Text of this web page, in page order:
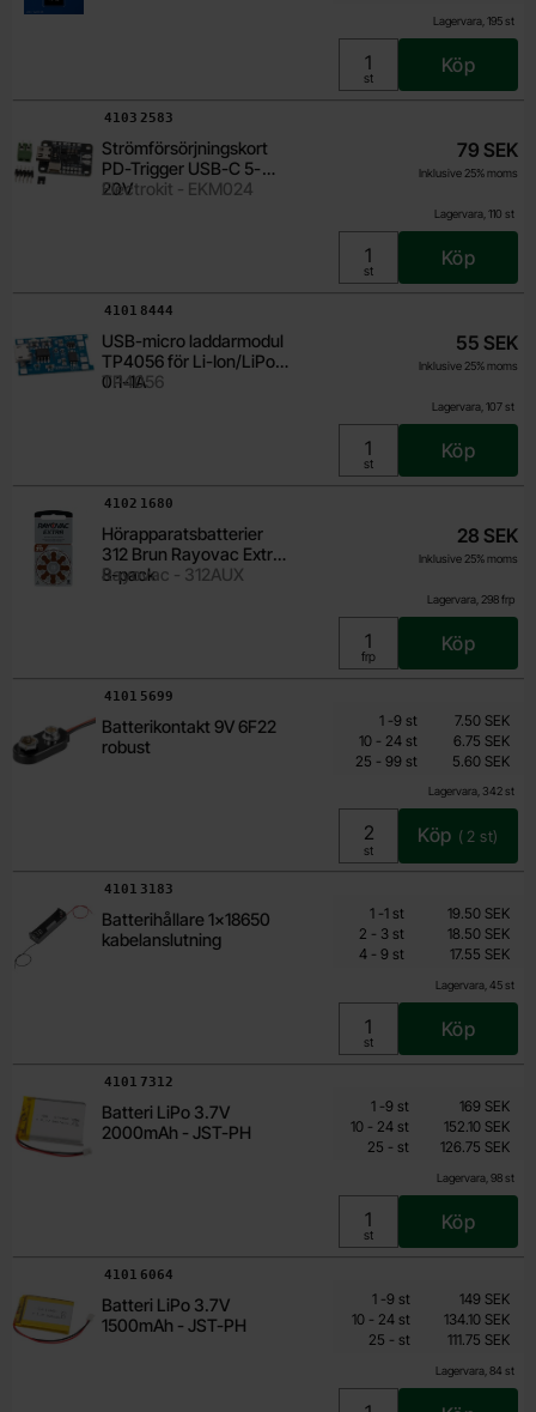
Lagervara, 195 st
Enhet:
st
Köp
Strömförsörjningskort
PD-Trigger USB-C 5-
20V
Electrokit - EKM024
Art. nr
4103 2583
Lagervara, 110 st
79 SEK
Inklusive 25% moms
Enhet:
st
Köp
USB-micro laddarmodul
TP4056 för Li-Ion/LiPo
0.1-1A
TP4056
Art. nr
4101 8444
Lagervara, 107 st
55 SEK
Inklusive 25% moms
Enhet:
st
Köp
Hörapparatsbatterier
312 Brun Rayovac Extra
8-pack
Rayovac - 312AUX
Art. nr
4102 1680
Lagervara, 298 frp
28 SEK
Inklusive 25% moms
Enhet:
frp
Köp
Batterikontakt 9V 6F22
robust
Art. nr
4101 5699
Lagervara, 342 st
Från
4.85 SEK
Inklusive 25% moms
Enhet:
st
Köp ( 2 st)
Mängdrabatt
Pris /st
1 -till
9 st
7.50 SEK
10 - till
24 st
6.75 SEK
25 - till
99 st 5.60 SEK
Batterihållare 1x18650
kabelanslutning
Art. nr
4101 3183
Lagervara, 45 st
Från
15.60 SEK
Inklusive 25% moms
Enhet:
st
Köp
Mängdrabatt
Pris /st
1 -till
1 st
19.50 SEK
2 - till
3 st
18.50 SEK
4 - till
9 st 17.55 SEK
Batteri LiPo 3.7V
2000mAh - JST-PH
Art. nr
4101 7312
Lagervara, 98 st
Från
126.75 SEK
Inklusive 25% moms
Enhet:
st
Köp
Mängdrabatt
Pris /st
1 -till
9 st
169 SEK
10 - till
24 st
152.10 SEK
25 - till
st 126.75 SEK
Batteri LiPo 3.7V
1500mAh - JST-PH
Art. nr
4101 6064
Lagervara, 84 st
Från
111.75 SEK
Inklusive 25% moms
Mängdrabatt
Pris /st
1 -till
9 st
149 SEK
10 - till
24 st
134.10 SEK
25 - till
st 111.75 SEK